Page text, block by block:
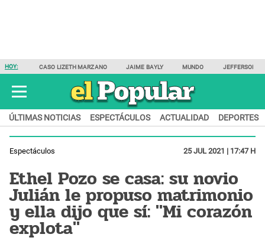
HOY: CASO LIZETH MARZANO JAIME BAYLY MUNDO JEFFERSON
ÚLTIMAS NOTICIAS ESPECTÁCULOS ACTUALIDAD DEPORTES
Espectáculos 25 JUL 2021 | 17:47 H
Ethel Pozo se casa: su novio
Julián le propuso matrimonio
y ella dijo que sí: "Mi corazón
explota"